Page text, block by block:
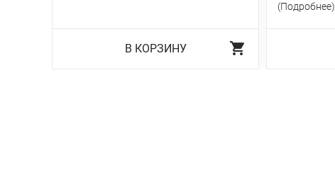
В КОРЗИНУ
(Подробнее)